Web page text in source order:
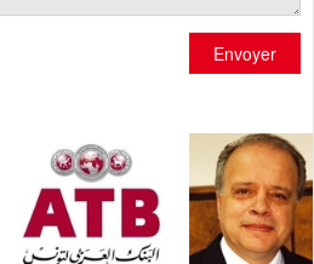
Envoyer